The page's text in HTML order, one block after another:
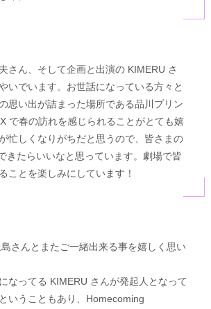
さん、そして企画と出演の KIMERU さ
いでいます。お世話になっている方々と
思い出が詰まった場所である品川プリン
で春の訪れを感じられることがとても嬉
忙しくなりがちだと思うので、皆さまの
きたらいいなと思っています。劇場で皆
ことを楽しみにしています！
さんとまたご一緒出来る事を嬉しく思い
なってる KIMERU さんが発起人となって
いうこともあり、Homecoming